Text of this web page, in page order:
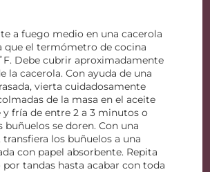
a fuego medio en una cacerola
que el termómetro de cocina
Debe cubrir aproximadamente
la cacerola. Con ayuda de una
vierta cuidadosamente
de la masa en el aceite
y fría de entre 2 a 3 minutos o
buñuelos se doren. Con una
transfiera los buñuelos a una
con papel absorbente. Repita
por tandas hasta acabar con toda